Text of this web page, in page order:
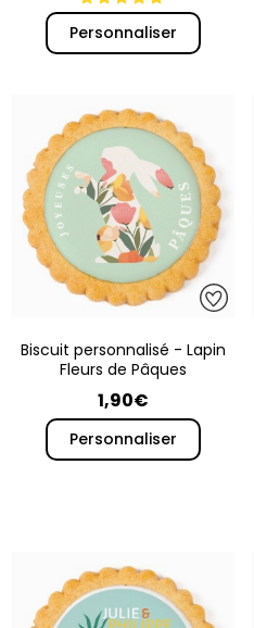
Personnaliser
Biscuit personnalisé - Lapin
Fleurs de Pâques
1,90€
Personnaliser